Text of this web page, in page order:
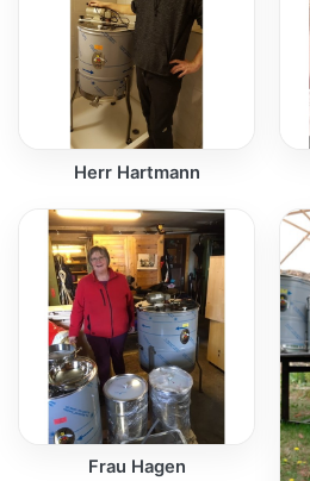
Herr Hartmann
Frau Hagen